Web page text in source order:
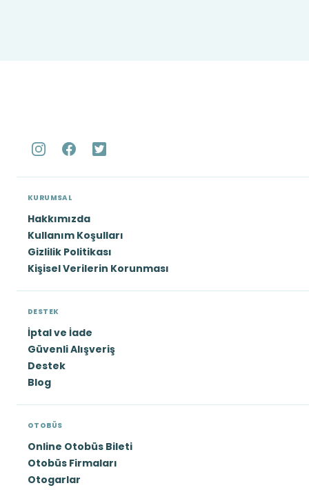
KURUMSAL
Hakkımızda
Kullanım Koşulları
Gizlilik Politikası
Kişisel Verilerin Korunması
DESTEK
İptal ve İade
Güvenli Alışveriş
Destek
Blog
OTOBÜS
Online Otobüs Bileti
Otobüs Firmaları
Otogarlar